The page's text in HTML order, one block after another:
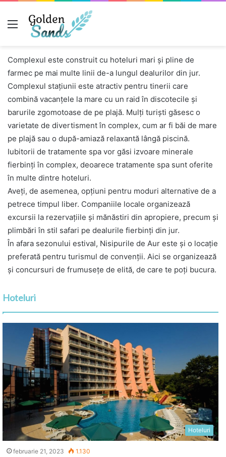
Меню
Complexul este construit cu hoteluri mari și pline de
farmec pe mai multe linii de-a lungul dealurilor din jur.
Complexul stațiunii este atractiv pentru tinerii care
combină vacanțele la mare cu un raid în discotecile și
barurile zgomotoase de pe plajă. Mulți turiști găsesc o
varietate de divertisment în complex, cum ar fi băi de mare
pe plajă sau o după-amiază relaxantă lângă piscină.
Iubitorii de tratamente spa vor găsi izvoare minerale
fierbinți în complex, deoarece tratamente spa sunt oferite
în multe dintre hoteluri.
Aveți, de asemenea, opțiuni pentru moduri alternative de a
petrece timpul liber. Companiile locale organizează
excursii la rezervațiile și mănăstiri din apropiere, precum și
plimbări în stil safari pe dealurile fierbinți din jur.
În afara sezonului estival, Nisipurile de Aur este și o locație
preferată pentru turismul de convenții. Aici se organizează
și concursuri de frumusețe de elită, de care te poți bucura.
Hoteluri
Hoteluri
februarie 21, 2023 1.130